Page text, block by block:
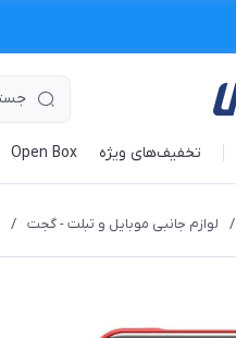
تخفیف‌های ویژه Open Box
/ لوازم جانبی موبایل و تبلت - گجت /